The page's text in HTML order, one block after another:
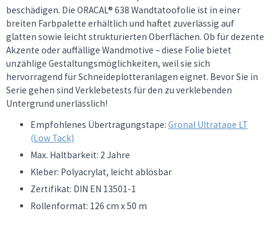
beschädigen. Die ORACAL® 638 Wandtatoofolie ist in einer
breiten Farbpalette erhältlich und haftet zuverlässig auf
glatten sowie leicht strukturierten Oberflächen. Ob für dezente
Akzente oder auffällige Wandmotive – diese Folie bietet
unzählige Gestaltungsmöglichkeiten, weil sie sich
hervorragend für Schneideplotteranlagen eignet. Bevor Sie in
Serie gehen sind Verklebetests für den zu verklebenden
Untergrund unerlässlich!
Empfohlenes Übertragungstape: Gronal Ultratape LT
(Low Tack)
Max. Haltbarkeit: 2 Jahre
Kleber: Polyacrylat, leicht ablösbar
Zertifikat: DIN EN 13501-1
Rollenformat: 126 cm x 50 m